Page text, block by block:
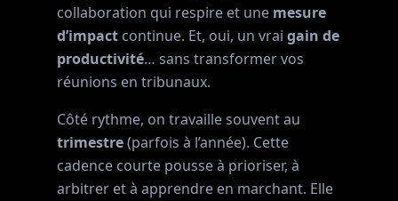
collaboration qui respire et une mesure
d’impact continue. Et, oui, un vrai gain de
productivité… sans transformer vos
réunions en tribunaux.
Côté rythme, on travaille souvent au
trimestre(parfois à l’année). Cette
cadence courte pousse à prioriser, à
arbitrer et à apprendre en marchant. Elle